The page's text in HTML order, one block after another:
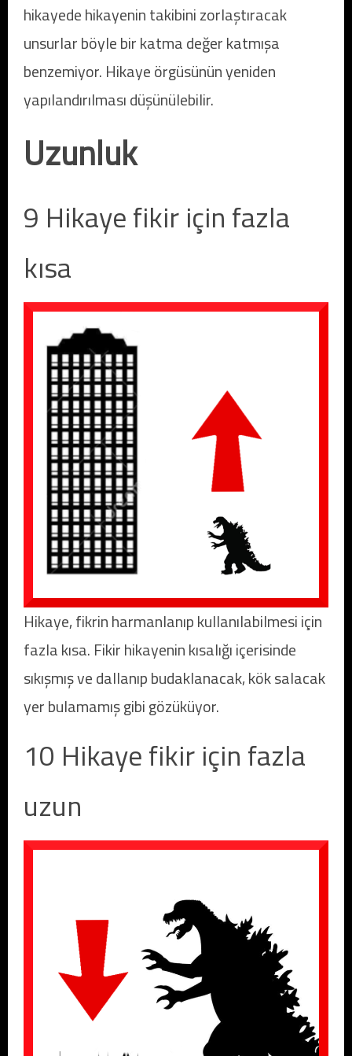
hikayede hikayenin takibini zorlaştıracak
unsurlar böyle bir katma değer katmışa
benzemiyor. Hikaye örgüsünün yeniden
yapılandırılması düşünülebilir.
Uzunluk
9 Hikaye fikir için fazla
kısa
Hikaye, fikrin harmanlanıp kullanılabilmesi için
fazla kısa. Fikir hikayenin kısalığı içerisinde
sıkışmış ve dallanıp budaklanacak, kök salacak
yer bulamamış gibi gözüküyor.
10 Hikaye fikir için fazla
uzun